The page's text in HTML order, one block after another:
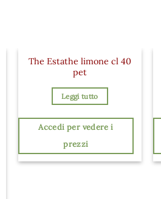
The Estathe limone cl 40
pet
Leggi tutto
Accedi per vedere i
prezzi